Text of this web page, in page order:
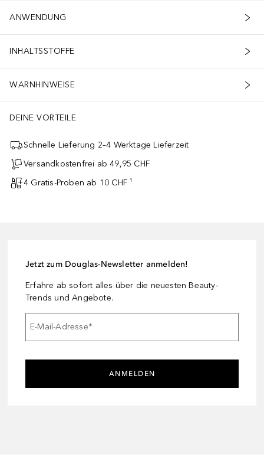
ANWENDUNG
INHALTSSTOFFE
WARNHINWEISE
DEINE VORTEILE
Schnelle Lieferung 2–4 Werktage Lieferzeit
Versandkostenfrei ab 49,95 CHF
4 Gratis-Proben ab 10 CHF ¹
Jetzt zum Douglas-Newsletter anmelden!
Erfahre ab sofort alles über die neuesten Beauty-
Trends und Angebote.
E-Mail-Adresse*
ANMELDEN